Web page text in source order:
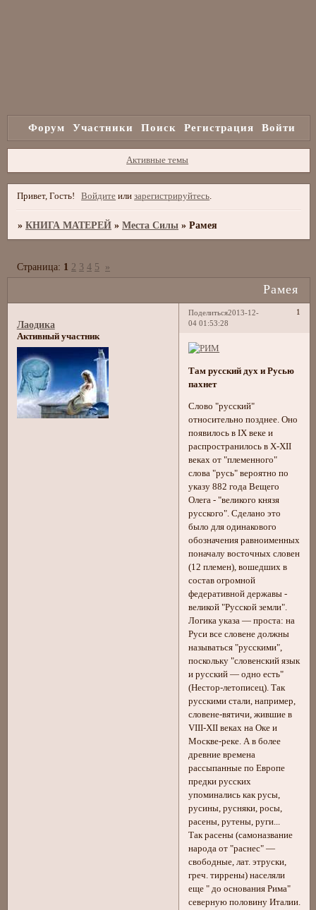
Форум Участники Поиск Регистрация Войти
Активные темы
Привет, Гость! Войдите илизарегистрируйтесь
»КНИГА МАТЕРЕЙ »Места Силы »Рамея
Рамея
Страница: 1 2 3 4 5 »
Поделиться 1
2013-12-
04 01:53:28
Лаодика
Активный участник
Там русский дух и Русью
пахнет
Слово "русский"
относительно позднее. Оно
появилось в IX веке и
распространилось в Х-XII
веках от "племенного"
слова "русь" вероятно по
указу 882 года Вещего
Олега - "великого князя
русского". Сделано это
было для одинакового
обозначения равноименных
поначалу восточных словен
(12 племен), вошедших в
состав огромной
федеративной державы -
великой "Русской земли".
Логика указа — проста: на
Руси все словене должны
называться "русскими",
поскольку "словенский язык
и русский — одно есть"
(Нестор-летописец). Так
русскими стали, например,
словене-вятичи, жившие в
VIII-ХII веках на Оке и
Москве-реке. А в более
древние времена
рассыпанные по Европе
предки русских
упоминались как русы,
русины, русняки, росы,
расены, рутены, руги...
Так расены (самоназвание
народа от "раснес" —
свободные, лат. этруски,
греч. тиррены) населяли
еще " до основания Рима"
северную половину Италии.